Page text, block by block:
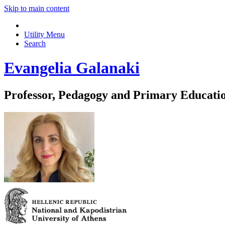
Skip to main content
Utility Menu
Search
Evangelia Galanaki
Professor, Pedagogy and Primary